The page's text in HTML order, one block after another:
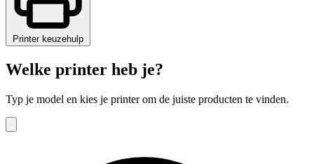
Printer keuzehulp
Welke printer heb je?
Typ je model en kies je printer om de juiste producten te vinden.